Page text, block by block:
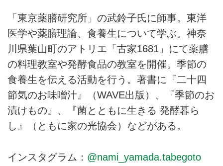
「東京薬膳研究所」の武鈴子氏に師事。東洋
医学や薬膳理論、食養生について学ぶ。神奈
川県葉山町のアトリエ「古家1681」にて薬膳
の料理教室や発酵食品の教室を開催。季節の
食養生を伝える活動を行う。著書に『二十四
節気のお味噌汁』（WAVE出版）、『季節のお
漬けもの』、『菌とともに生きる 発酵暮ら
し』（ともに家の光協会）などがある。
インスタグラム： @nami_yamada.tabegoto